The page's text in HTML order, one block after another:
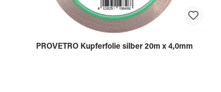
PROVETRO Kupferfolie silber 20m x 4,0mm